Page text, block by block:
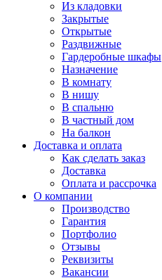
Из кладовки
Закрытые
Открытые
Раздвижные
Гардеробные шкафы
Назначение
В комнату
В нишу
В спальню
В частный дом
На балкон
Доставка и оплата
Как сделать заказ
Доставка
Оплата и рассрочка
О компании
Производство
Гарантия
Портфолио
Отзывы
Реквизиты
Вакансии